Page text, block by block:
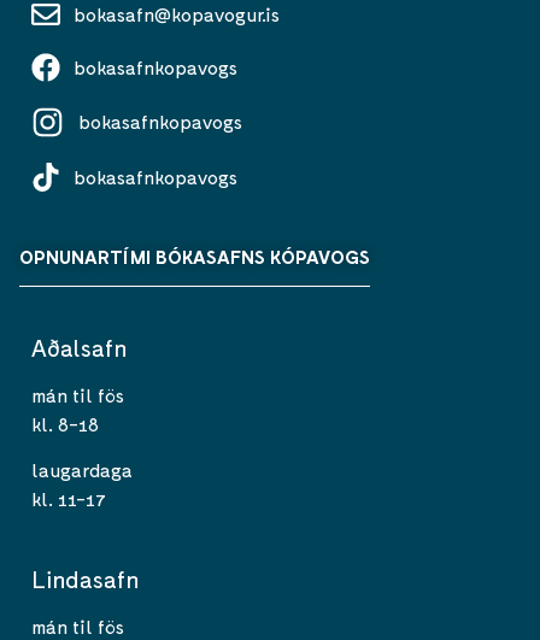
bokasafn@kopavogur.is
bokasafnkopavogs
bokasafnkopavogs
bokasafnkopavogs
OPNUNARTÍMI BÓKASAFNS KÓPAVOGS
Aðalsafn
mán til fös
kl. 8-18
laugardaga
kl. 11-17
Lindasafn
mán til fös